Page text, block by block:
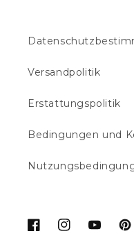
Versandpolitik
Erstattungspolitik
Bedingungen und
FacebookInstagramYouTube